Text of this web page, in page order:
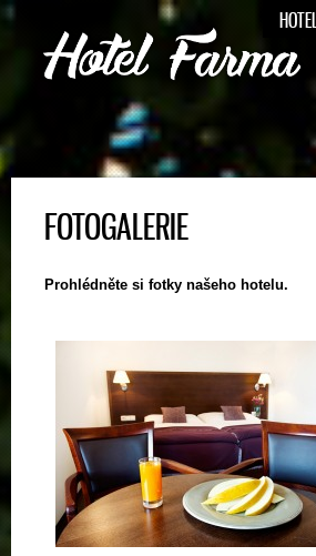
HOTEL
FOTOGALERIE
Prohlédněte si fotky našeho hotelu.